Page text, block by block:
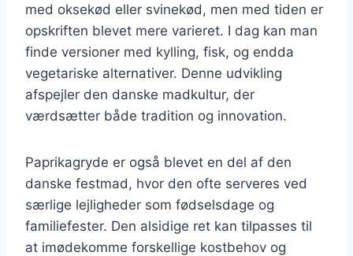
med oksekød eller svinekød, men med tiden er
opskriften blevet mere varieret. I dag kan man
finde versioner med kylling, fisk, og endda
vegetariske alternativer. Denne udvikling
afspejler den danske madkultur, der
værdsætter både tradition og innovation.
Paprikagryde er også blevet en del af den
danske festmad, hvor den ofte serveres ved
særlige lejligheder som fødselsdage og
familiefester. Den alsidige ret kan tilpasses til
at imødekomme forskellige kostbehov og